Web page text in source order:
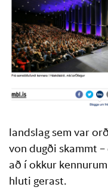
landslag sem var
von dugði skammt
að í okkur
hluti gerast.